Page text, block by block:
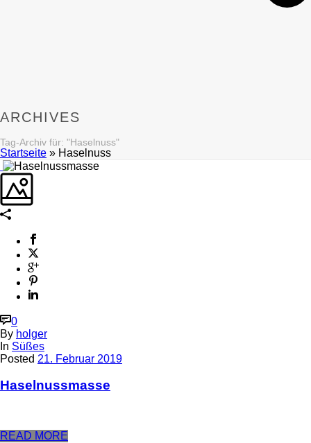
ARCHIVES
Tag-Archiv für: "Haselnuss"
Startseite » Haselnuss
0
By holger
In Süßes
Posted 21. Februar 2019
Haselnussmasse
READ MORE